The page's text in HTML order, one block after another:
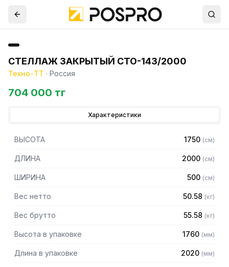
СТЕЛЛАЖ ЗАКРЫТЫЙ СТО-143/2000
Техно-ТТ · Россия
704 000 тг
Характеристики
ВЫСОТА 1750 (см)
ДЛИНА 2000 (см)
ШИРИНА 500 (см)
Вес нетто 50.58 (кг)
Вес брутто 55.58 (кг)
Высота в упаковке 1760 (мм)
Длина в упаковке 2020 (мм)